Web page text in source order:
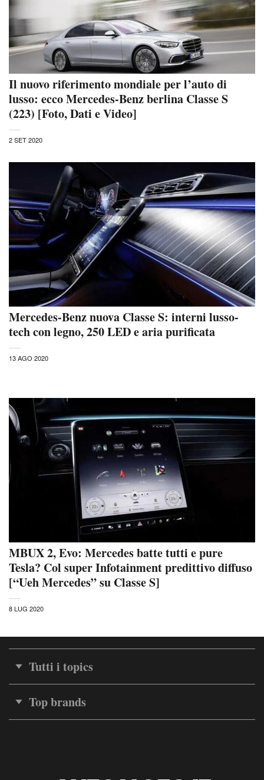
Il nuovo riferimento mondiale per l’auto di
lusso: ecco Mercedes-Benz berlina Classe S
(223) [Foto, Dati e Video]
2 SET 2020
Mercedes-Benz nuova Classe S: interni lusso-
tech con legno, 250 LED e aria purificata
13 AGO 2020
MBUX 2, Evo: Mercedes batte tutti e pure
Tesla? Col super Infotainment predittivo diffuso
[“Ueh Mercedes” su Classe S]
8 LUG 2020
Tutti i topics
Top brands